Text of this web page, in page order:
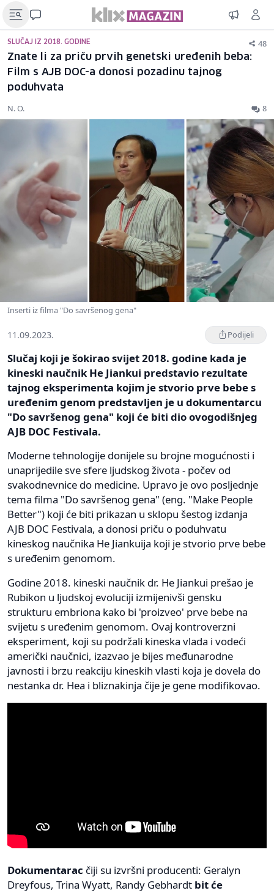
SLUČAJ IZ 2018. GODINE 48
Znate li za priču prvih genetski uređenih beba:
Film s AJB DOC-a donosi pozadinu tajnog
poduhvata
N. O. 8
Inserti iz filma "Do savršenog gena"
11.09.2023. Podijeli
Slučaj koji je šokirao svijet 2018. godine kada je
kineski naučnik He Jiankui predstavio rezultate
tajnog eksperimenta kojim je stvorio prve bebe s
uređenim genom predstavljen je u dokumentarcu
"Do savršenog gena" koji će biti dio ovogodišnjeg
AJB DOC Festivala.
Moderne tehnologije donijele su brojne mogućnosti i
unaprijedile sve sfere ljudskog života - počev od
svakodnevnice do medicine. Upravo je ovo posljednje
tema filma "Do savršenog gena" (eng. "Make People
Better") koji će biti prikazan u sklopu šestog izdanja
AJB DOC Festivala, a donosi priču o poduhvatu
kineskog naučnika He Jiankuija koji je stvorio prve bebe
s uređenim genomom.
Godine 2018. kineski naučnik dr. He Jiankui prešao je
Rubikon u ljudskoj evoluciji izmijenivši gensku
strukturu embriona kako bi 'proizveo' prve bebe na
svijetu s uređenim genomom. Ovaj kontroverzni
eksperiment, koji su podržali kineska vlada i vodeći
američki naučnici, izazvao je bijes međunarodne
javnosti i brzu reakciju kineskih vlasti koja je dovela do
nestanka dr. Hea i bliznakinja čije je gene modifikovao.
Dokumentarac čiji su izvršni producenti: Geralyn
Dreyfous, Trina Wyatt, Randy Gebhardt bit će